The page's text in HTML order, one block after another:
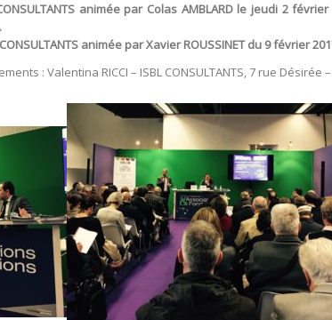
animée par Colas AMBLARD le jeudi 2
animée par Xavier ROUSSINET du 9
: Valentina RICCI – ISBL CONSULTANTS, 7 rue Désirée